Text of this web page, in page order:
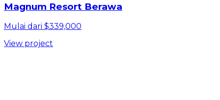
Magnum Resort Berawa
Mulai dari $339,000
View project